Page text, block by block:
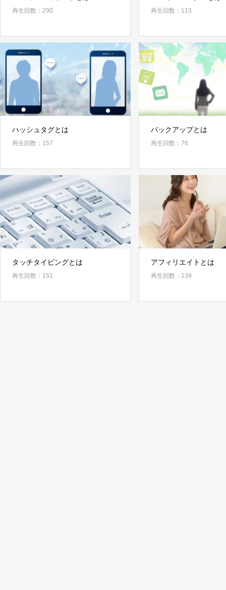
再生回数：290 再生回数：113
ハッシュタグとは
再生回数：157
バックアップとは
再生回数：76
タッチタイピングとは
再生回数：151
アフィリエイトとは
再生回数：139